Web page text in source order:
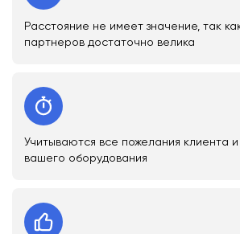
Расстояние не имеет значение, так
партнеров достаточно велика
Учитываются все пожелания клиента
вашего оборудования